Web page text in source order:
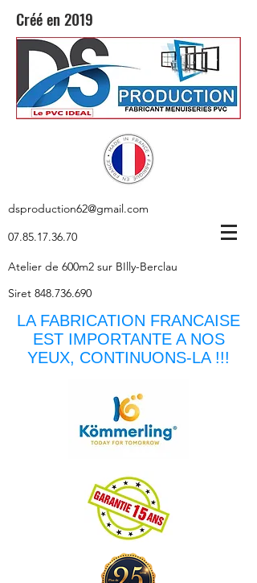
Créé en 2019
dsproduction62@gmail.com
07.85.17.36.70
Atelier de 600m2 sur BIlly-Berclau
Siret 848.736.690
LA FABRICATION FRANCAISE
EST IMPORTANTE A NOS
YEUX, CONTINUONS-LA !!!